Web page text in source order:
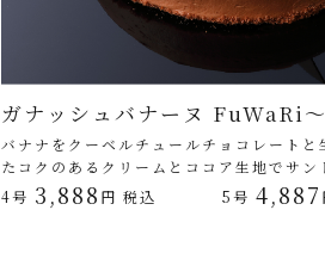
ガナッシュバナーヌ FuWaRi
バナナをクーベルチュールチョコレートと
たコクのあるクリームとココア生地でサン
4号 3,888 円 税込 5号 4,887